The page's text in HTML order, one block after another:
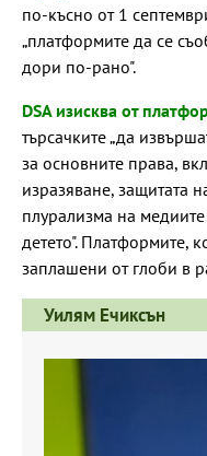
по-късно от 1
„платформите да се
дори по-рано".
DSA изисква от
търсачките „да
за основните права,
изразяване, защитата
плурализма на
детето". Платформите,
заплашени от глоби в
Уилям Ечиксън